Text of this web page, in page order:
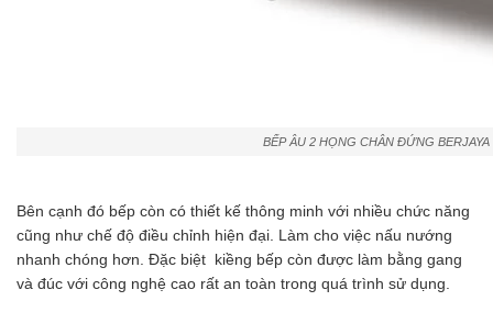
BẾP ÂU 2 HỌNG CHÂN ĐỨNG BERJAYA
Bên cạnh đó bếp còn có thiết kế thông minh với nhiều chức năng
cũng như chế độ điều chỉnh hiện đại. Làm cho việc nấu nướng
nhanh chóng hơn. Đặc biệt kiềng bếp còn được làm bằng gang
và đúc với công nghệ cao rất an toàn trong quá trình sử dụng.